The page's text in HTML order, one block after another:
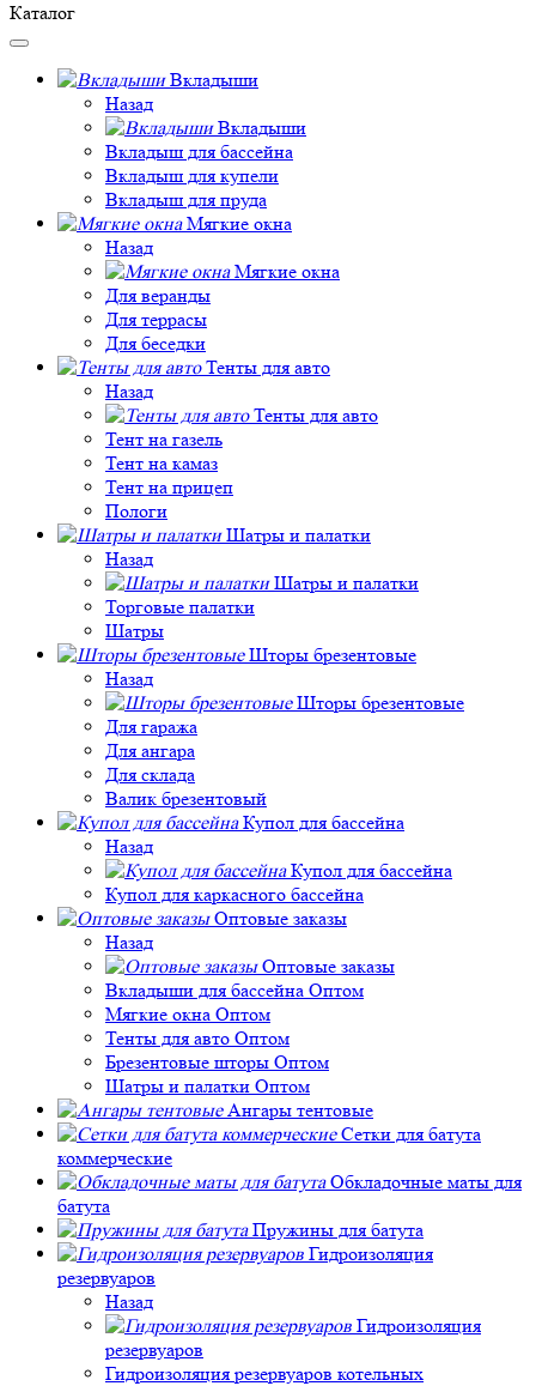
Каталог
Вкладыши
Назад
Вкладыши
Вкладыш для бассейна
Вкладыш для купели
Вкладыш для пруда
Мягкие окна
Назад
Мягкие окна
Для веранды
Для террасы
Для беседки
Тенты для авто
Назад
Тенты для авто
Тент на газель
Тент на камаз
Тент на прицеп
Пологи
Шатры и палатки
Назад
Шатры и палатки
Торговые палатки
Шатры
Шторы брезентовые
Назад
Шторы брезентовые
Для гаража
Для ангара
Для склада
Валик брезентовый
Купол для бассейна
Назад
Купол для бассейна
Купол для каркасного бассейна
Оптовые заказы
Назад
Оптовые заказы
Вкладыши для бассейна Оптом
Мягкие окна Оптом
Тенты для авто Оптом
Брезентовые шторы Оптом
Шатры и палатки Оптом
Ангары тентовые
Сетки для батута
коммерческие
Обкладочные маты для
батута
Пружины для батута
Гидроизоляция
резервуаров
Назад
Гидроизоляция
резервуаров
Гидроизоляция резервуаров котельных